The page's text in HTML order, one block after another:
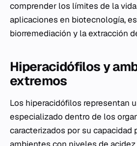
comprender los límites de la
aplicaciones en biotecnología,
biorremediación y la extracción
Hiperacidófilos y
extremos
Los hiperacidófilos representan
especializado dentro de los
caracterizados por su capacidad